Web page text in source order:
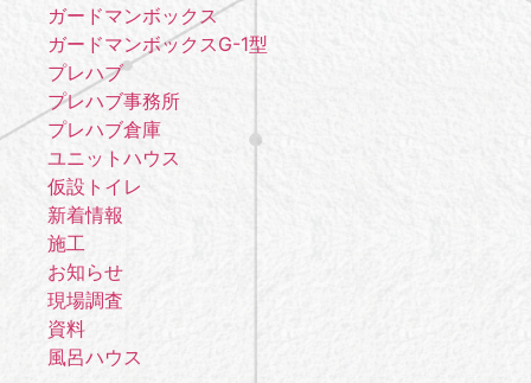
ガードマンボックス
ガードマンボックスG-1型
プレハブ
プレハブ事務所
プレハブ倉庫
ユニットハウス
仮設トイレ
新着情報
施工
お知らせ
現場調査
資料
風呂ハウス